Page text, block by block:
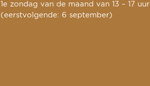
1e zondag van de maand van 13 – 17 uur
(eerstvolgende: 6 september)